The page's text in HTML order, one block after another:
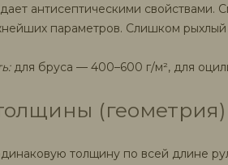
антисептическими свойствами.
параметров. Слишком рыхлый
для бруса — 400–600 г/м², для
(геометрия)
толщину по всей длине